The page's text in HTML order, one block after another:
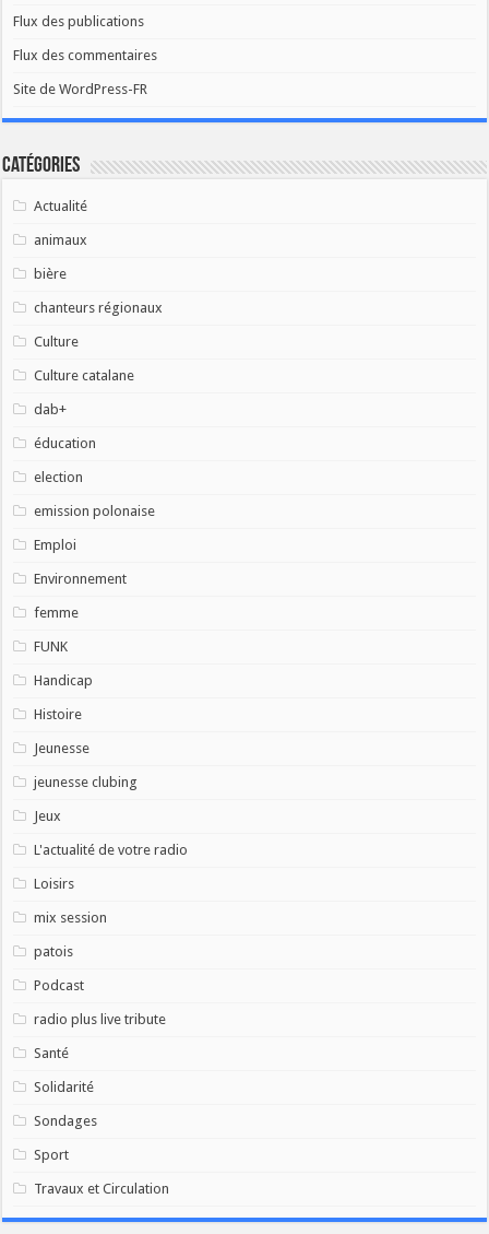
Flux des publications
Flux des commentaires
Site de WordPress-FR
Catégories
Actualité
animaux
bière
chanteurs régionaux
Culture
Culture catalane
dab+
éducation
election
emission polonaise
Emploi
Environnement
femme
FUNK
Handicap
Histoire
Jeunesse
jeunesse clubing
Jeux
L'actualité de votre radio
Loisirs
mix session
patois
Podcast
radio plus live tribute
Santé
Solidarité
Sondages
Sport
Travaux et Circulation